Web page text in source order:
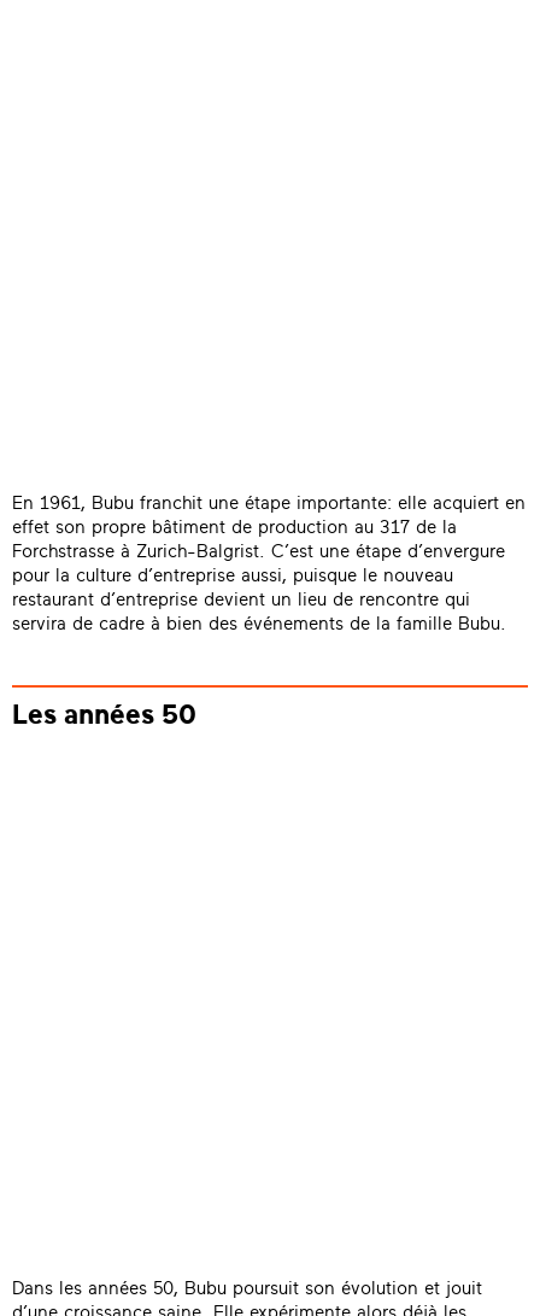
En 1961, Bubu franchit une étape importante: elle acquiert en
effet son propre bâtiment de production au 317 de la
Forchstrasse à Zurich-Balgrist. C’est une étape d’envergure
pour la culture d’entreprise aussi, puisque le nouveau
restaurant d’entreprise devient un lieu de rencontre qui
servira de cadre à bien des événements de la famille Bubu.
Les années 50
Dans les années 50, Bubu poursuit son évolution et jouit